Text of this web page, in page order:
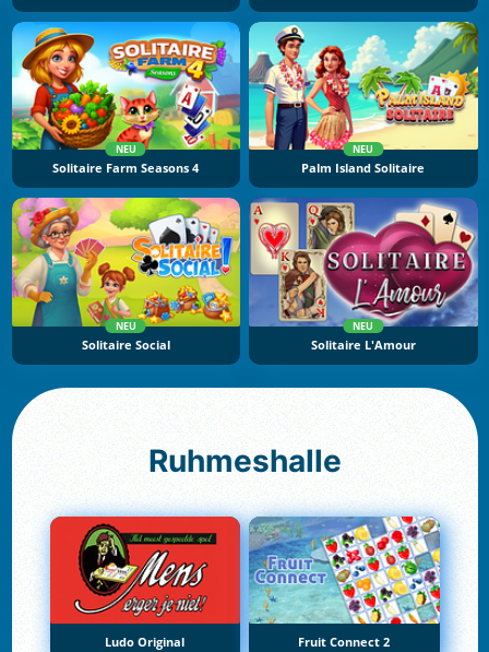
NEU
Solitaire Farm Seasons 4
NEU
Palm Island Solitaire
NEU
Solitaire Social
NEU
Solitaire L'Amour
Ruhmeshalle
Ludo Original Fruit Connect 2